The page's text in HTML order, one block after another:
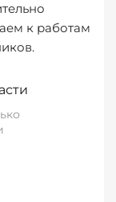
к работам